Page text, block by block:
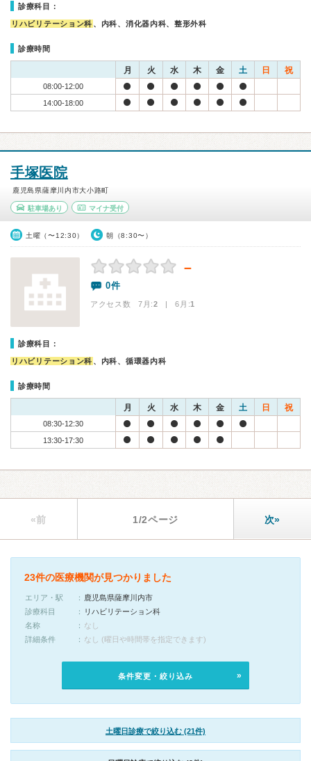
診療科目：
リハビリテーション科 、内科、消化器内科、整形外科
診療時間
月 火 水 木 金 土 日 祝
08:00-12:00
14:00-18:00
手塚医院
鹿児島県薩摩川内市大小路町
駐車場あり マイナ受付
土曜（〜12:30） 朝（8:30〜）
－
0件
アクセス数 7月:2 | 6月:1
診療科目：
リハビリテーション科 、内科、循環器内科
診療時間
月 火 水 木 金 土 日 祝
08:30-12:30
13:30-17:30
«前 1/2ページ 次»
23件の医療機関が見つかりました
エリア・駅
鹿児島県薩摩川内市
診療科目
リハビリテーション科
名称
なし
詳細条件
なし (曜日や時間帯を指定できます)
条件変更・絞り込み
土曜日診療で絞り込む (21件)